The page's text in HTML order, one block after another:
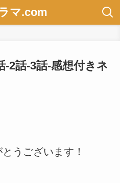
マ.com
2話-3話-感想付きネ
うございます！